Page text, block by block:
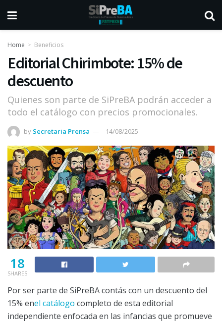
Home Beneficios
Editorial Chirimbote: 15% de
descuento
Quienes son parte de SiPreBA podrán acceder a
todo el catálogo con precios promocionales.
by Secretaria Prensa 14/08/2025
18
SHARES
Por ser parte de SiPreBA contás con un descuento del
15% enel catálogo completo de esta editorial
independiente enfocada en las infancias que promueve